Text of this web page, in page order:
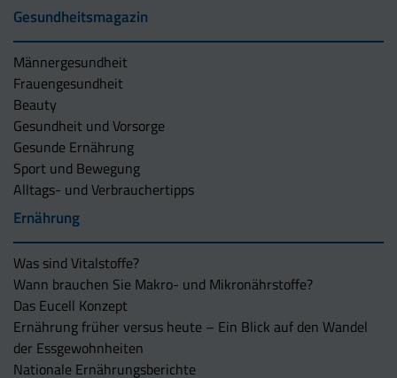
Gesundheitsmagazin
Männergesundheit
Frauengesundheit
Beauty
Gesundheit und Vorsorge
Gesunde Ernährung
Sport und Bewegung
Alltags- und Verbrauchertipps
Ernährung
Was sind Vitalstoffe?
Wann brauchen Sie Makro- und Mikronährstoffe?
Das Eucell Konzept
Ernährung früher versus heute – Ein Blick auf den Wandel
der Essgewohnheiten
Nationale Ernährungsberichte